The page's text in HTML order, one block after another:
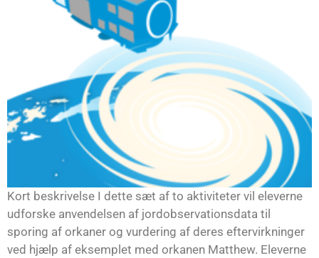
Kort beskrivelse I dette sæt af to aktiviteter vil eleverne
udforske anvendelsen af jordobservationsdata til
sporing af orkaner og vurdering af deres eftervirkninger
ved hjælp af eksemplet med orkanen Matthew. Eleverne